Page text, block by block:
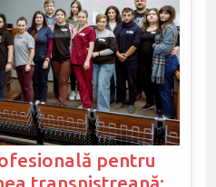
pentru